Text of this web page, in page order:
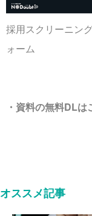
採用スクリーニン
ォーム
・資料の無料DLは
オススメ記事